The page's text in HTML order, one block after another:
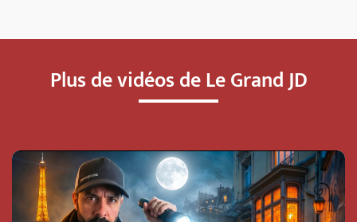
Plus de vidéos de Le Grand JD